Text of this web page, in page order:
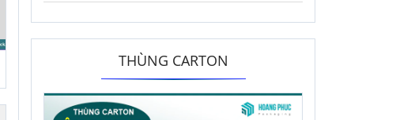
THÙNG CARTON